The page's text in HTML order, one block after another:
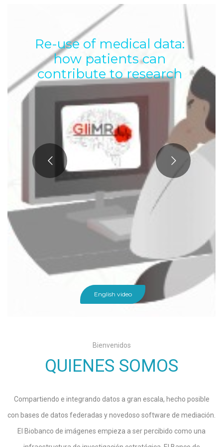
Re-use of medical data:
how patients can
contribute to research
Spanish video
English video
Bienvenidos
QUIENES SOMOS
Compartiendo e integrando datos a gran escala, hecho posible
con bases de datos federadas y novedoso software de mediación.
El Biobanco de imágenes empieza a ser percibido como una